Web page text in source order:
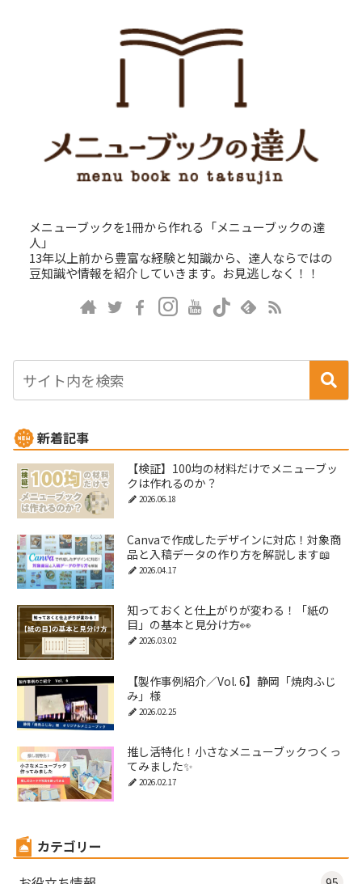
メニューブックを1冊から作れる「メニューブックの達
人」
13年以上前から豊富な経験と知識から、達人ならではの
豆知識や情報を紹介していきます。お見逃しなく！！
新着記事
【検証】100均の材料だけでメニューブッ
クは作れるのか？
2026.06.18
Canvaで作成したデザインに対応！対象商
品と入稿データの作り方を解説します📖
2026.04.17
知っておくと仕上がりが変わる！「紙の
目」の基本と見分け方👀
2026.03.02
【製作事例紹介／Vol. 6】静岡「焼肉ふじ
み」様
2026.02.25
推し活特化！小さなメニューブックつくっ
てみました✨
2026.02.17
カテゴリー